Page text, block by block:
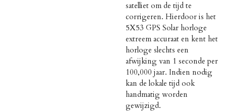
satelliet om de tijd te
corrigeren. Hierdoor is het
5X53 GPS Solar horloge
extreem accuraat en kent het
horloge slechts een
afwijking van 1 seconde per
100,000 jaar. Indien nodig
kan de lokale tijd ook
handmatig worden
gewijzigd.